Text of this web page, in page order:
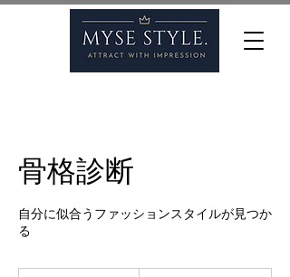
骨格診断
自分に似合うファッションスタイルが見つか
る